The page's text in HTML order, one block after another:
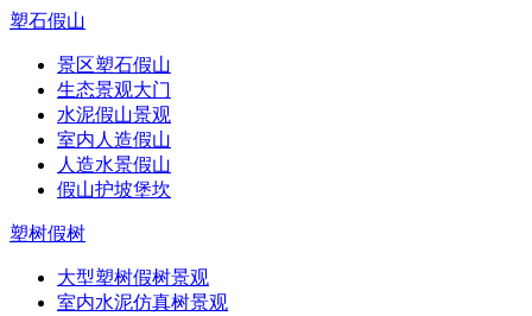
塑石假山
景区塑石假山
生态景观大门
水泥假山景观
室内人造假山
人造水景假山
假山护坡堡坎
塑树假树
大型塑树假树景观
室内水泥仿真树景观